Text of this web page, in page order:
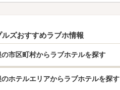
ルズおすすめラブホ情報
の市区町村からラブホテルを探す
のホテルエリアからラブホテルを探す